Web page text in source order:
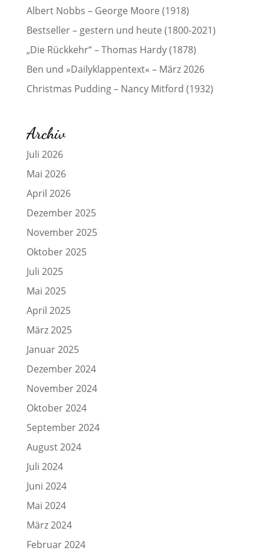
Albert Nobbs – George Moore (1918)
Bestseller – gestern und heute (1800-2021)
„Die Rückkehr“ – Thomas Hardy (1878)
Ben und »Dailyklappentext« – März 2026
Christmas Pudding – Nancy Mitford (1932)
Archiv
Juli 2026
Mai 2026
April 2026
Dezember 2025
November 2025
Oktober 2025
Juli 2025
Mai 2025
April 2025
März 2025
Januar 2025
Dezember 2024
November 2024
Oktober 2024
September 2024
August 2024
Juli 2024
Juni 2024
Mai 2024
März 2024
Februar 2024